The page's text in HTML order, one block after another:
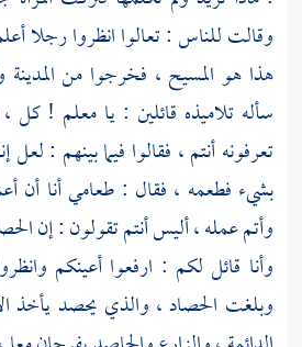
وقالت للناس : تعالوا انظروا رجلا
هذا هو المسيح ، فخرجوا من
سأله تلاميذه قائلين : يا معلم ! كل
تعرفونه أنتم ، فقالوا فيما بينهم : لعل
بشيء فطعمه ، فقال : طعامي أنا أن
وأتم عمله ، أليس أنتم تقولون : إن
وأنا قائل لكم : ارفعوا أعينكم
وبلغت الحصاد ، والذي يحصد يأخذ